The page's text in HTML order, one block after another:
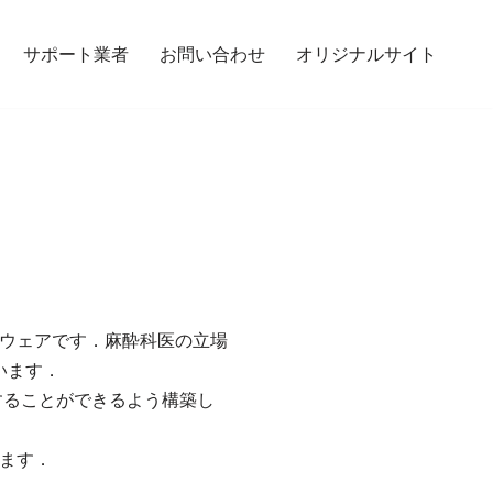
サポート業者 お問い合わせ オリジナルサイト
ェアです．麻酔科医の立場
す．
ことができるよう構築し
す．